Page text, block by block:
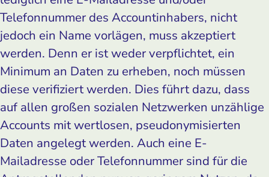
Telefonnummer des Accountinhabers, nicht
jedoch ein Name vorlägen, muss akzeptiert
werden. Denn er ist weder verpflichtet, ein
Minimum an Daten zu erheben, noch müssen
diese verifiziert werden. Dies führt dazu, dass
auf allen großen sozialen Netzwerken unzählige
Accounts mit wertlosen, pseudonymisierten
Daten angelegt werden. Auch eine E-
Mailadresse oder Telefonnummer sind für die